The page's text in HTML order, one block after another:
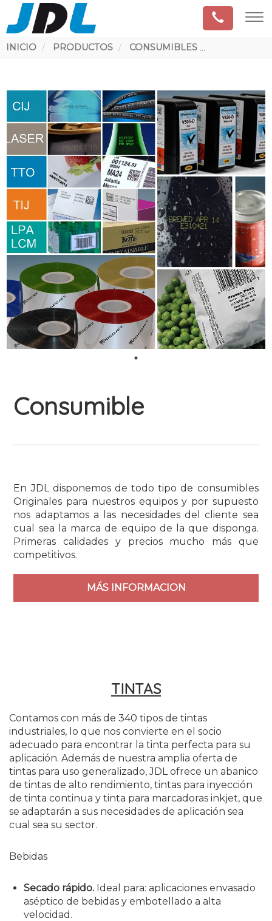
Ruta
INICIO PRODUCTOS CONSUMIBLES
Consumible
En JDL disponemos de todo tipo de consumibles
Originales para nuestros equipos y por supuesto
nos adaptamos a las necesidades del cliente sea
cual sea la marca de equipo de la que disponga.
Primeras calidades y precios mucho más que
competitivos.
MÁS INFORMACION
TINTAS
Contamos con más de 340 tipos de tintas
industriales, lo que nos convierte en el socio
adecuado para encontrar la tinta perfecta para su
aplicación. Además de nuestra amplia oferta de
tintas para uso generalizado, JDL ofrece un abanico
de tintas de alto rendimiento, tintas para inyección
de tinta continua y tinta para marcadoras inkjet, que
se adaptarán a sus necesidades de aplicación sea
cual sea su sector.
Bebidas
Secado rápido. Ideal para: aplicaciones envasado
aséptico de bebidas y embotellado a alta
velocidad.